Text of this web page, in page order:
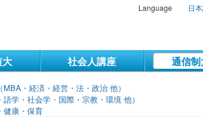
Language 日
大 社会人講座 通信
MBA・経済・経営・法・政治 他）
学・社会学・国際・宗教・環境 他）
健康・保育